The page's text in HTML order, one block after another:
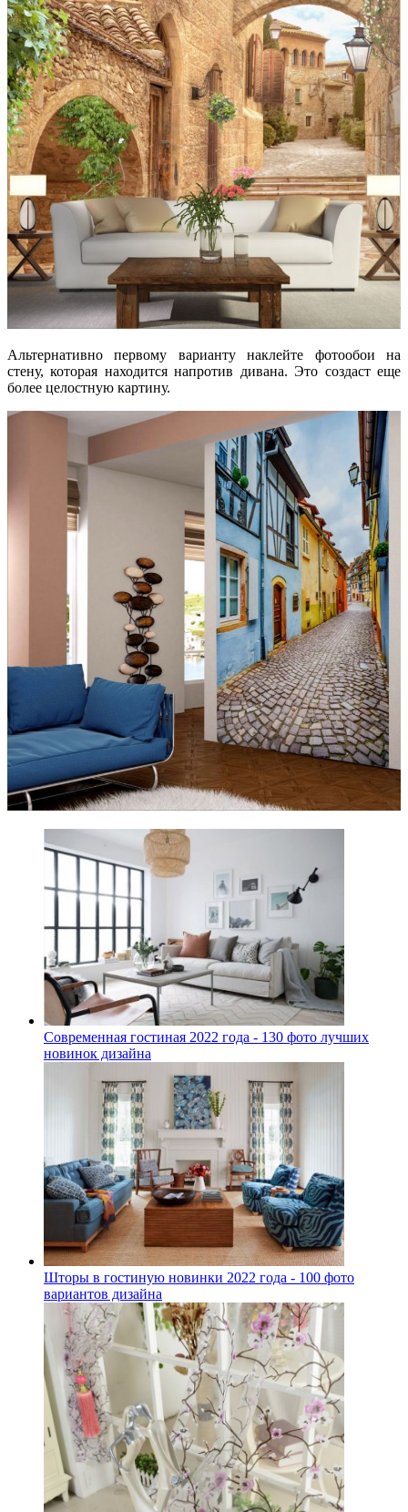
Альтернативно первому варианту наклейте фотообои на
стену, которая находится напротив дивана. Это создаст еще
более целостную картину.
Современная гостиная 2022 года - 130 фото лучших
новинок дизайна
Шторы в гостиную новинки 2022 года - 100 фото
вариантов дизайна